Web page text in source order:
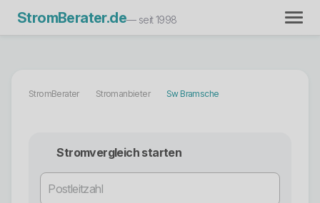
StromBerater.de— seit 1998
StromBerater Stromanbieter Sw Bramsche
Stromvergleich starten